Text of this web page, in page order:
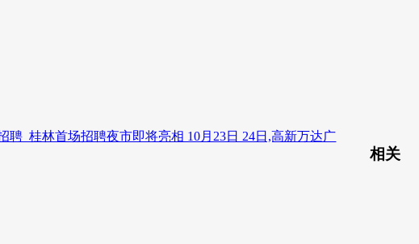
聘_桂林首场招聘夜市即将亮相 10月23日 24日,高新万达广
相关